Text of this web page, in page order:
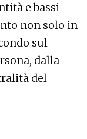
e bassi
non solo in
sul
dalla
del